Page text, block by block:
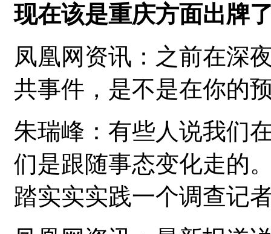
现在该是重庆方面出牌
凤凰网资讯：之前在深
共事件，是不是在你的
朱瑞峰：有些人说我们
们是跟随事态变化走的
踏实实实践一个调查记